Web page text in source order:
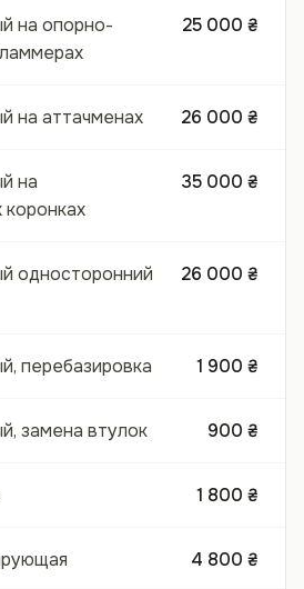
на опорно-
25 000 ₴
на аттачменах 26 000 ₴
на
коронках
35 000 ₴
односторонний
26 000 ₴
перебазировка 1 900 ₴
замена втулок 900 ₴
1 800 ₴
4 800 ₴